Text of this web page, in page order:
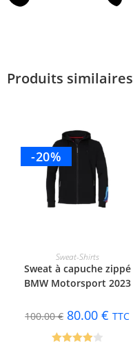
Produits similaires
-20%
CHOIX DES OPTIONS
Sweat-Shirts
Sweat à capuche zippé
BMW Motorsport 2023
100.00€ 80.00 € TTC